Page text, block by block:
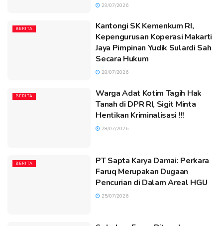
29/07/2026
BERITA
Kantongi SK Kemenkum RI,
Kepengurusan Koperasi Makarti
Jaya Pimpinan Yudik Sulardi Sah
Secara Hukum
28/07/2026
BERITA
Warga Adat Kotim Tagih Hak
Tanah di DPR RI, Sigit Minta
Hentikan Kriminalisasi !!!
28/07/2026
BERITA
PT Sapta Karya Damai: Perkara
Faruq Merupakan Dugaan
Pencurian di Dalam Areal HGU
25/07/2026